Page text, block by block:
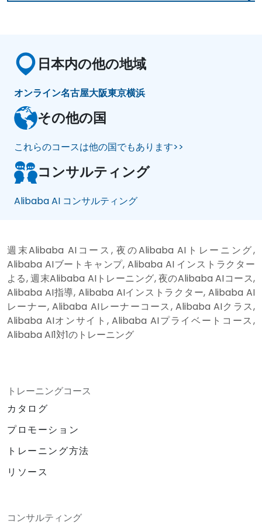
日本内の他の地域
オンライン名古屋大阪東京横浜
その他の国
これらのコースは他の国でもあります>>
コンサルティング
Alibaba AI コンサルティング
週末Alibaba AIコース, 夜のAlibaba AIトレーニング,
Alibaba AIブートキャンプ, Alibaba AI インストラクター
よる, 週末Alibaba AIトレーニング, 夜のAlibaba AIコース,
Alibaba AI指導, Alibaba AIインストラクター, Alibaba AI
レーナー, Alibaba AIレーナーコース, Alibaba AIクラス,
Alibaba AIオンサイト, Alibaba AIプライベートコース,
Alibaba AI1対1のトレーニング
トレーニングコース
カタログ
プロモーション
トレーニング方法
リソース
コンサルティング